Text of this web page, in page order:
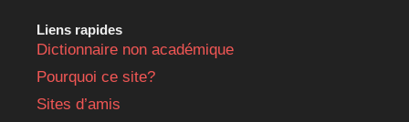
Liens rapides
Dictionnaire non académique
Pourquoi ce site?
Sites d’amis